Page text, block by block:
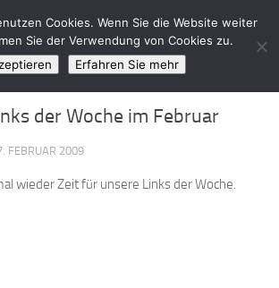
der Woche im Februar
FEBRUAR 2009
wieder Zeit für unsere Links der Woche.
Cookies. Wenn Sie die Website weiter
Sie der Verwendung von Cookies zu.
Erfahren Sie mehr